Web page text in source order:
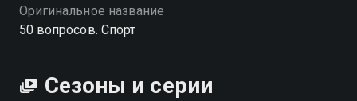
Косицын.
хорошем HD качестве на Смотрёшке
Оригинальное название
50 вопросов. Спорт
Сезоны и серии